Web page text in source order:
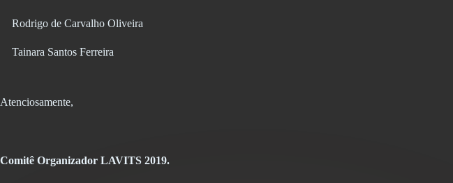
Rodrigo de Carvalho Oliveira
Tainara Santos Ferreira
Atenciosamente,
Comitê Organizador LAVITS 2019.